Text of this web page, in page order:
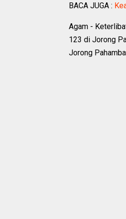
BACA JUGA :
Agam -
123 di Jorong
Jorong